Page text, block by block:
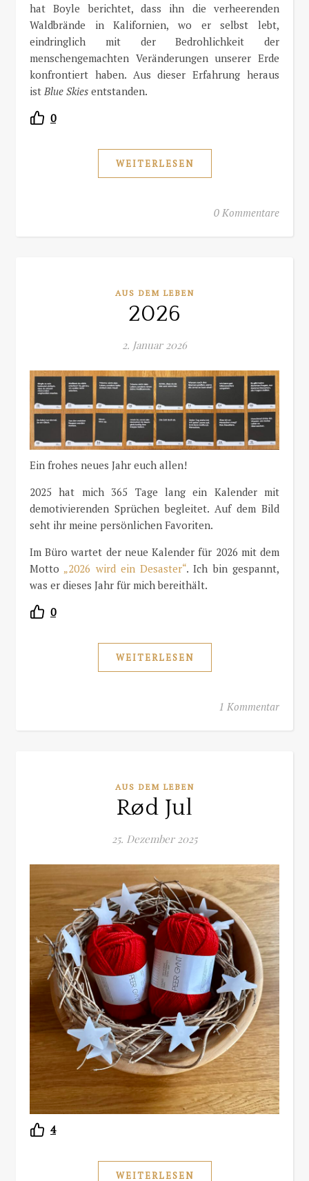
hat Boyle berichtet, dass ihn die verheerenden
Waldbrände in Kalifornien, wo er selbst lebt,
eindringlich mit der Bedrohlichkeit der
menschengemachten Veränderungen unserer Erde
konfrontiert haben. Aus dieser Erfahrung heraus
ist Blue Skies entstanden.
0
WEITERLESEN
0 Kommentare
AUS DEM LEBEN
2026
2. Januar 2026
Ein frohes neues Jahr euch allen!
2025 hat mich 365 Tage lang ein Kalender mit
demotivierenden Sprüchen begleitet. Auf dem Bild
seht ihr meine persönlichen Favoriten.
Im Büro wartet der neue Kalender für 2026 mit dem
Motto „2026 wird ein Desaster“. Ich bin gespannt,
was er dieses Jahr für mich bereithält.
0
WEITERLESEN
1 Kommentar
AUS DEM LEBEN
Rød Jul
25. Dezember 2025
4
WEITERLESEN